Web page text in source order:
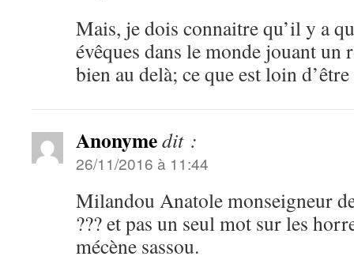
Mais, je dois connaitre qu’il y a
évêques dans le monde jouant
bien au delà; ce que est loin
Anonymedit :
26/11/2016 à 11:44
Milandou Anatole monseigneur
??? et pas un seul mot sur les
mécène sassou.